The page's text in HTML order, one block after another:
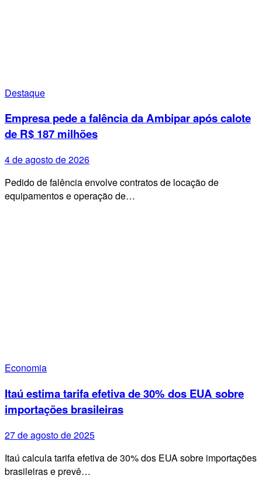
Destaque
Empresa pede a falência da Ambipar após calote
de R$ 187 milhões
4 de agosto de 2026
Pedido de falência envolve contratos de locação de
equipamentos e operação de…
Economia
Itaú estima tarifa efetiva de 30% dos EUA sobre
importações brasileiras
27 de agosto de 2025
Itaú calcula tarifa efetiva de 30% dos EUA sobre importações
brasileiras e prevê…